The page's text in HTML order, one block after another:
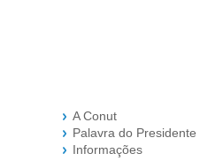
A Conut
Palavra do Presidente
Informações